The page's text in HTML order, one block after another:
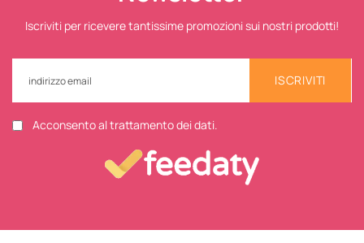
Iscriviti per ricevere tantissime promozioni sui nostri prodotti!
ISCRIVITI
Acconsento al trattamento dei dati.